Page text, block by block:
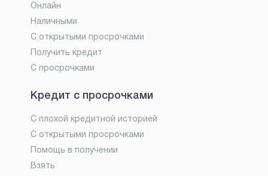
Онлайн
Наличными
С открытыми просрочками
Получить кредит
С просрочками
Кредит с просрочками
С плохой кредитной историей
С открытыми просрочками
Помощь в получении
Взять